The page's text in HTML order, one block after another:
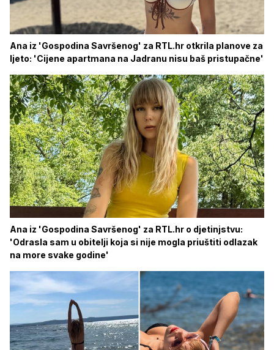
Ana iz 'Gospodina Savršenog' za RTL.hr otkrila planove za
ljeto: 'Cijene apartmana na Jadranu nisu baš pristupačne'
Ana iz 'Gospodina Savršenog' za RTL.hr o djetinjstvu:
'Odrasla sam u obitelji koja si nije mogla priuštiti odlazak
na more svake godine'